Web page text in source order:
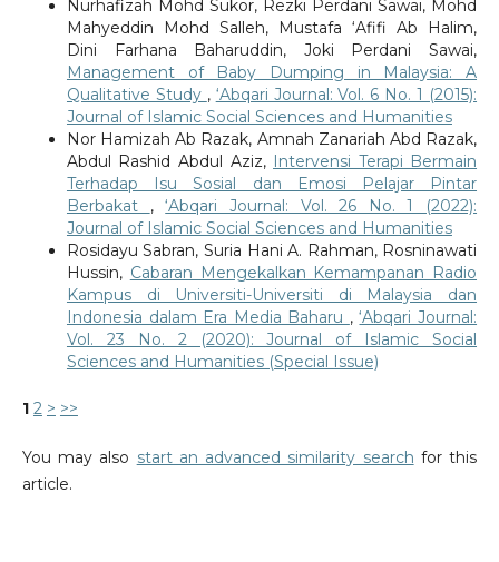
Nurhafizah Mohd Sukor, Rezki Perdani Sawai, Mohd
Mahyeddin Mohd Salleh, Mustafa ‘Afifi Ab Halim,
Dini Farhana Baharuddin, Joki Perdani Sawai,
Management of Baby Dumping in Malaysia: A
Qualitative Study , ‘Abqari Journal: Vol. 6 No. 1 (2015):
Journal of Islamic Social Sciences and Humanities
Nor Hamizah Ab Razak, Amnah Zanariah Abd Razak,
Abdul Rashid Abdul Aziz, Intervensi Terapi Bermain
Terhadap Isu Sosial dan Emosi Pelajar Pintar
Berbakat ,‘Abqari Journal: Vol. 26 No. 1 (2022):
Journal of Islamic Social Sciences and Humanities
Rosidayu Sabran, Suria Hani A. Rahman, Rosninawati
Hussin, Cabaran Mengekalkan Kemampanan Radio
Kampus di Universiti-Universiti di Malaysia dan
Indonesia dalam Era Media Baharu ,‘Abqari Journal:
Vol. 23 No. 2 (2020): Journal of Islamic Social
Sciences and Humanities (Special Issue)
1 2 > >>
You may also start an advanced similarity search for this
article.